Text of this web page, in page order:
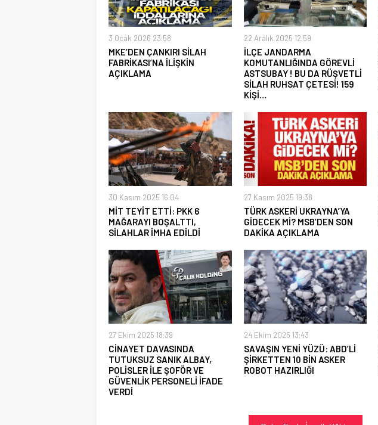
3 Ocak 2026 23:58
MKE’DEN ÇANKIRI SİLAH
FABRİKASI’NA İLİŞKİN
AÇIKLAMA
22 Aralık 2025 12:59
İLÇE JANDARMA
KOMUTANLIĞINDA GÖREVLİ
ASTSUBAY ! BU DA RÜŞVETLİ
SİLAH RUHSAT ÇETESİ! 159
KİŞİ…
30 Kasım 2025 16:04
MİT TEYİT ETTİ: PKK 6
MAĞARAYI BOŞALTTI,
SİLAHLAR İMHA EDİLDİ
27 Kasım 2025 19:38
TÜRK ASKERİ UKRAYNA’YA
GİDECEK Mİ? MSB’DEN SON
DAKİKA AÇIKLAMA
27 Ekim 2025 18:39
CİNAYET DAVASINDA
TUTUKSUZ SANIK ALBAY,
POLİSLER İLE ŞOFÖR VE
GÜVENLİK PERSONELİ İFADE
VERDİ
24 Ekim 2025 13:43
SAVAŞIN YENİ YÜZÜ: ABD’Lİ
ŞİRKETTEN 10 BİN ASKER
ROBOT HAZIRLIĞI